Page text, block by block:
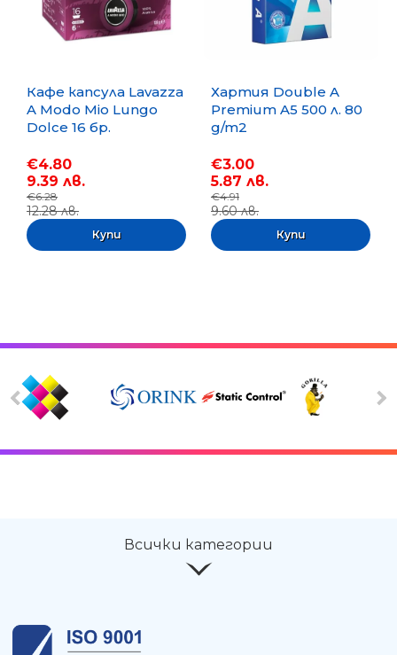
Кафе капсула Lavazza
A Modo Mio Lungo
Dolce 16 бр.
€4.80
9.39 лв.
€6.28
12.28 лв.
Хартия Double A
Premium A5 500 л. 80
g/m2
€3.00
5.87 лв.
€4.91
9.60 лв.
Всички категории